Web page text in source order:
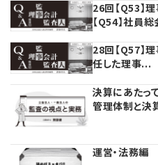
26回【Q53】
【Q54】社員
28回【Q57】
任した理事...
決算にあたっ
管理体制と決
運営・法務編